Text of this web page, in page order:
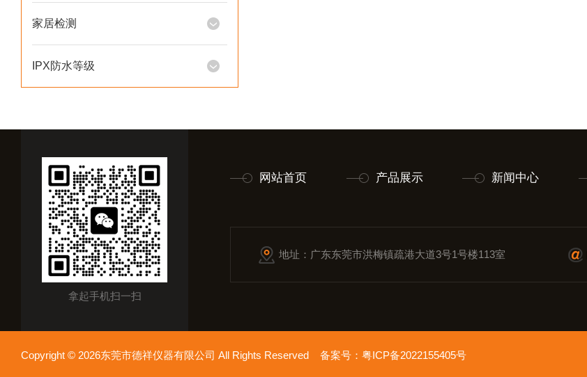
家居检测
IPX防水等级
拿起手机扫一扫
网站首页 产品展示 新闻中心
地址：广东东莞市洪梅镇疏港大道3号1号楼113室
Copyright © 2026东莞市德祥仪器有限公司 All Rights Reserved 备案号： 粤ICP备2022155405号